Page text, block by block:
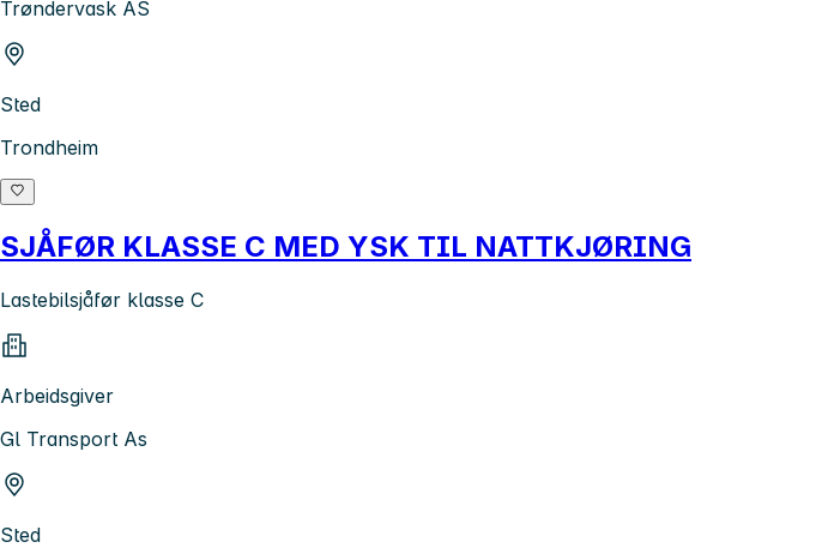
Trøndervask AS
Sted
Trondheim
SJÅFØR KLASSE C MED YSK TIL NATTKJØRING
Lastebilsjåfør klasse C
Arbeidsgiver
Gl Transport As
Sted